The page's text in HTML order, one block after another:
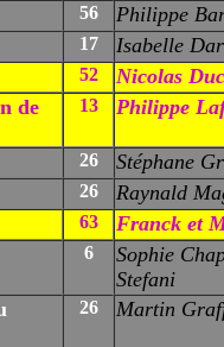
56
Philippe
17
Isabelle
52 Nicolas
de
13 Philippe
26
Stéphane
26
Raynald
63 Franck et
6
Sophie
Stefani
26 Martin